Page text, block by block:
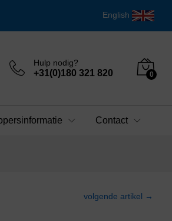
English
Hulp nodig?
+31(0)180 321 820 0
Contact
volgende artikel →